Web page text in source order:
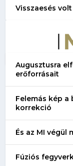
Visszaesés
Augusztusra
erőforrásait
Felemás kép a
korrekció
És az MI
Fúziós